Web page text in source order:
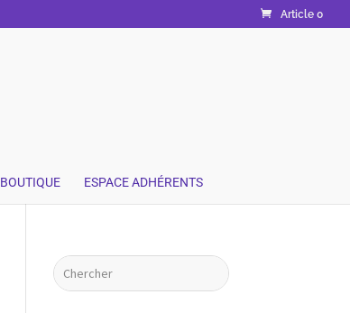
Article 0
BOUTIQUE ESPACE ADHÉRENTS